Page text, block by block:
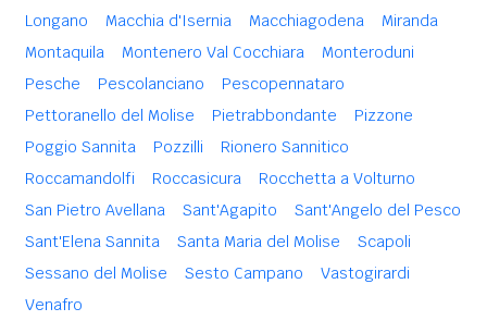
Longano
Macchia d'Isernia Macchiagodena
Miranda
Montaquila
Montenero Val Cocchiara
Monteroduni
Pesche
Pescolanciano
Pescopennataro
Pettoranello del Molise
Pietrabbondante
Pizzone
Poggio Sannita
Pozzilli
Rionero Sannitico
Roccamandolfi
Roccasicura
Rocchetta a Volturno
San Pietro Avellana
Sant'Agapito
Sant'Angelo del Pesco
Sant'Elena Sannita
Santa Maria del Molise
Scapoli
Sessano del Molise
Sesto Campano
Vastogirardi
Venafro